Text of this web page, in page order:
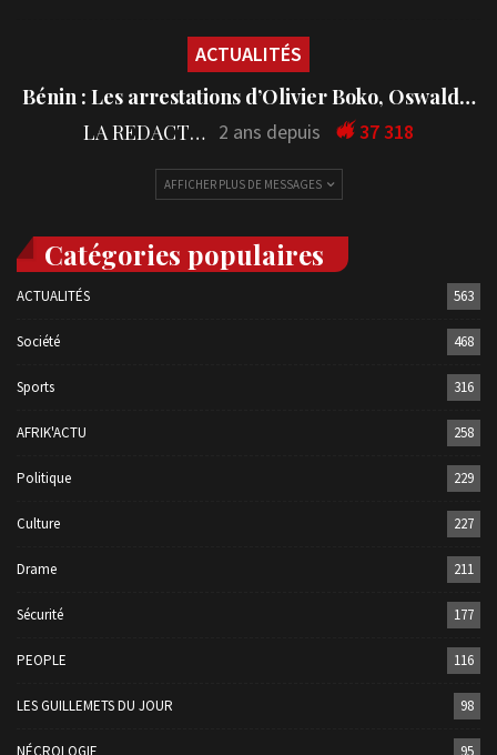
ACTUALITÉS
Bénin : Les arrestations d’Olivier Boko, Oswald…
LA REDACTION 2 ans depuis 37 318
AFFICHER PLUS DE MESSAGES
Catégories populaires
ACTUALITÉS 563
Société 468
Sports 316
AFRIK'ACTU 258
Politique 229
Culture 227
Drame 211
Sécurité 177
PEOPLE 116
LES GUILLEMETS DU JOUR 98